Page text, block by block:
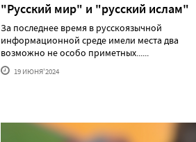
"Русский мир" и "русский ислам"
За последнее время в русскоязычной
информационной среде имели места два
возможно не особо приметных......
19 ИЮНЯ'2024